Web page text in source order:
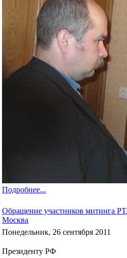
Подробнее...
Обращение участников митинга
Москва
Понедельник, 26 сентября 2011
Президенту РФ